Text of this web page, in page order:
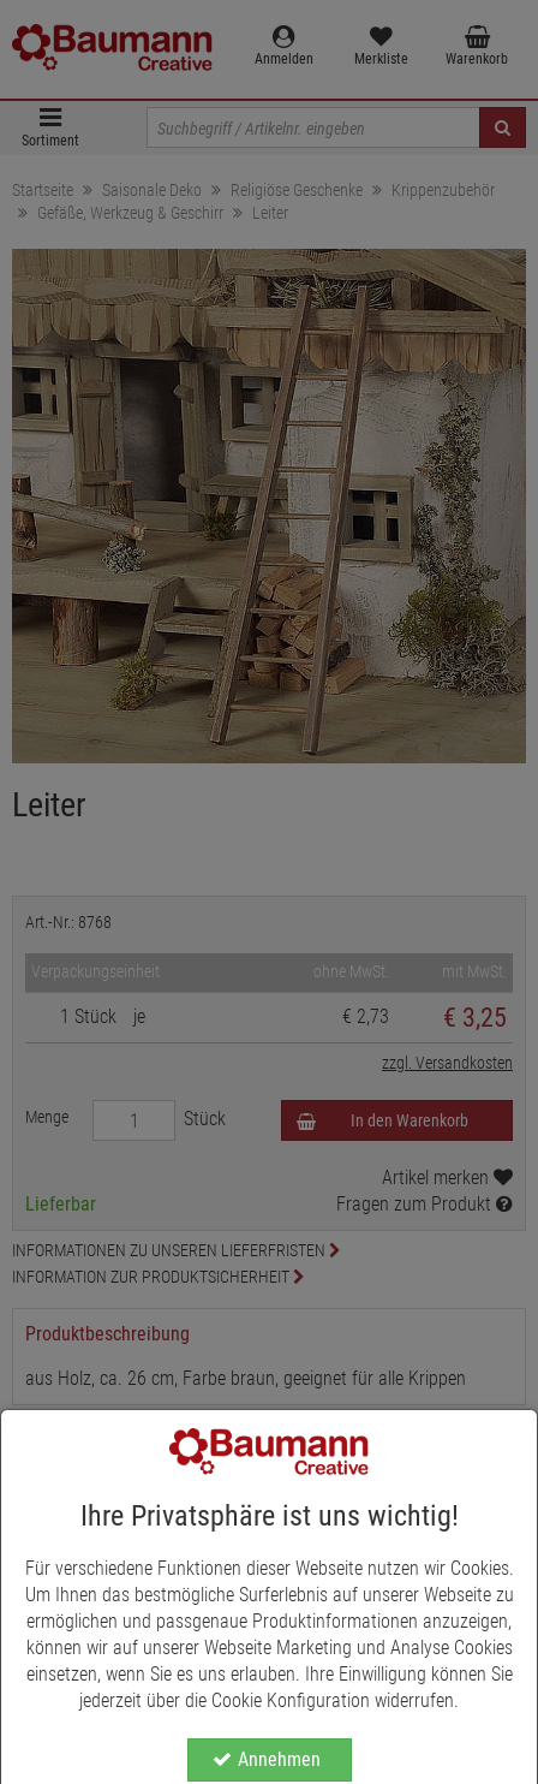
Anmelden Merkliste Warenkorb
Sortiment
Startseite Saisonale Deko Religiöse Geschenke
Krippenzubehör
Gefäße, Werkzeug & Geschirr
Leiter
Leiter
Art.-Nr.: 8768
Verpackungseinheit ohne MwSt. mit MwSt.
1 Stück je € 2,73 € 3,25
zzgl. Versandkosten
Menge Stück In den Warenkorb
Lieferbar
Artikel merken
Fragen zum Produkt
INFORMATIONEN ZU UNSEREN LIEFERFRISTEN
INFORMATION ZUR PRODUKTSICHERHEIT
Produktbeschreibung
aus Holz, ca. 26 cm, Farbe braun, geeignet für alle Krippen
Ihre Privatsphäre ist uns wichtig!
Für verschiedene Funktionen dieser Webseite nutzen wir Cookies.
Um Ihnen das bestmögliche Surferlebnis auf unserer Webseite zu
ermöglichen und passgenaue Produktinformationen anzuzeigen,
können wir auf unserer Webseite Marketing und Analyse Cookies
einsetzen, wenn Sie es uns erlauben. Ihre Einwilligung können Sie
jederzeit über die Cookie Konfiguration widerrufen.
Annehmen